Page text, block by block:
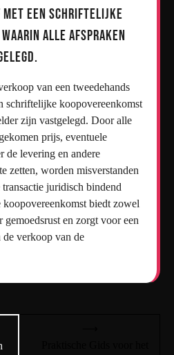
met een schriftelijke
waarin alle afspraken
van een tweedehands
schriftelijke koopovereenkomst
zijn vastgelegd. Door alle
prijs, eventuele
de levering en andere
zetten, worden misverstanden
juridisch bindend
biedt zowel
gemoedsrust en zorgt voor een
de verkoop van de